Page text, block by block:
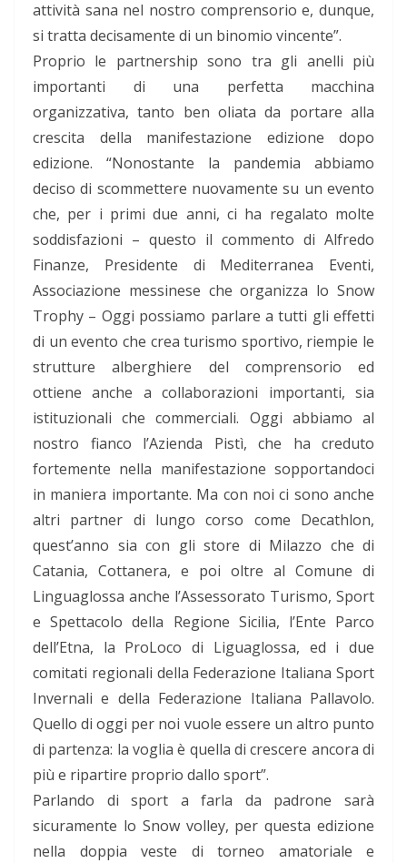
attività sana nel nostro comprensorio e, dunque,
si tratta decisamente di un binomio vincente”.
Proprio le partnership sono tra gli anelli più
importanti di una perfetta macchina
organizzativa, tanto ben oliata da portare alla
crescita della manifestazione edizione dopo
edizione. “Nonostante la pandemia abbiamo
deciso di scommettere nuovamente su un evento
che, per i primi due anni, ci ha regalato molte
soddisfazioni – questo il commento di Alfredo
Finanze, Presidente di Mediterranea Eventi,
Associazione messinese che organizza lo Snow
Trophy – Oggi possiamo parlare a tutti gli effetti
di un evento che crea turismo sportivo, riempie le
strutture alberghiere del comprensorio ed
ottiene anche a collaborazioni importanti, sia
istituzionali che commerciali. Oggi abbiamo al
nostro fianco l’Azienda Pistì, che ha creduto
fortemente nella manifestazione sopportandoci
in maniera importante. Ma con noi ci sono anche
altri partner di lungo corso come Decathlon,
quest’anno sia con gli store di Milazzo che di
Catania, Cottanera, e poi oltre al Comune di
Linguaglossa anche l’Assessorato Turismo, Sport
e Spettacolo della Regione Sicilia, l’Ente Parco
dell’Etna, la ProLoco di Liguaglossa, ed i due
comitati regionali della Federazione Italiana Sport
Invernali e della Federazione Italiana Pallavolo.
Quello di oggi per noi vuole essere un altro punto
di partenza: la voglia è quella di crescere ancora di
più e ripartire proprio dallo sport”.
Parlando di sport a farla da padrone sarà
sicuramente lo Snow volley, per questa edizione
nella doppia veste di torneo amatoriale e